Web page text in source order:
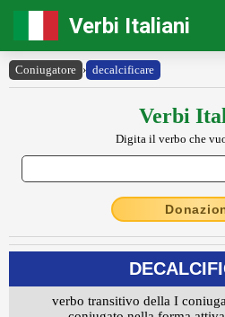
Verbi Italiani
Coniugatore › decalcificare
Verbi
Digita il verbo che
verbo transitivo della I